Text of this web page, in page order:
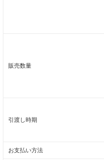
販売数量
引渡し時期
お支払い方法